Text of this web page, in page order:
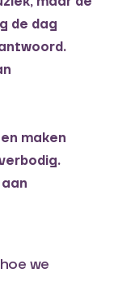
de dag
maken
we